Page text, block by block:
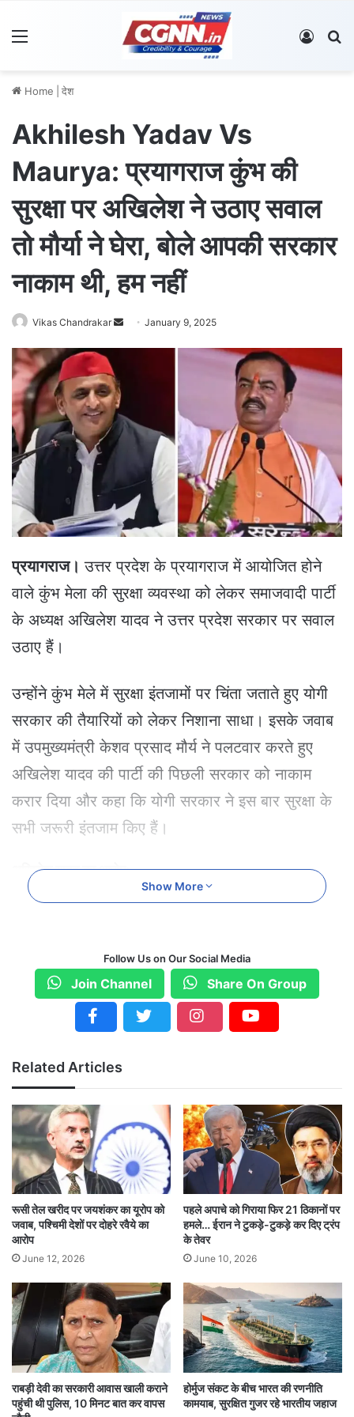
Log In
Home देश
Akhilesh Yadav Vs
Maurya: प्रयागराज कुंभ की
सुरक्षा पर अखिलेश ने उठाए सवाल
तो मौर्या ने घेरा, बोले आपकी सरकार
नाकाम थी, हम नहीं
Vikas Chandrakar
n
January 9, 2025
प्रयागराज। उत्तर प्रदेश के प्रयागराज में आयोजित होने
वाले कुंभ मेला की सुरक्षा व्यवस्था को लेकर समाजवादी पार्टी
के अध्यक्ष अखिलेश यादव ने उत्तर प्रदेश सरकार पर सवाल
उठाए हैं।
उन्होंने कुंभ मेले में सुरक्षा इंतजामों पर चिंता जताते हुए योगी
सरकार की तैयारियों को लेकर निशाना साधा। इसके जवाब
में उपमुख्यमंत्री केशव प्रसाद मौर्य ने पलटवार करते हुए
अखिलेश यादव की पार्टी की पिछली सरकार को नाकाम
करार दिया और कहा कि योगी सरकार ने इस बार सुरक्षा के
सभी जरूरी इंतजाम किए हैं।
अखिलेश यादव का आरोप:
अखिलेश यादव ने कुंभ मेला की सुरक्षा व्यवस्था
पर टिप्पणी करते हुए कहा कि कुंभ जैसे बड़े
धार्मिक आयोजन के लिए योगी सरकार की
सुरक्षा व्यवस्था अपर्याप्त और अव्यवस्थित है।
उन्होंने कहा कि कुंभ में आने वाले श्रद्धालुओं
की सुरक्षा सुनिश्चित करने के लिए राज्य
सरकार ने कोई ठोस कदम नहीं उठाए हैं।
उनका आरोप था कि कुंभ मेला जैसे बड़े
आयोजन में सुरक्षा के लिए जरूरी इंतजाम न
केवल अपर्याप्त हैं, बल्कि यह भी साफ नहीं है
कि मेला क्षेत्र में स्थिति की निगरानी कैसे की
जाएगी।
अखिलेश यादव ने कहा, “यह जिम्मेदारी राज्य सरकार की है
Show More
Follow Us on Our Social Media
Join Channel Share On Group
Related Articles
रूसी तेल खरीद पर जयशंकर का यूरोप को
जवाब, पश्चिमी देशों पर दोहरे रवैये का
आरोप
June 12, 2026
पहले अपाचे को गिराया फिर 21 ठिकानों पर
हमले… ईरान ने टुकड़े-टुकड़े कर दिए ट्रंप
के तेवर
June 10, 2026
राबड़ी देवी का सरकारी आवास खाली कराने
पहुंची थी पुलिस, 10 मिनट बात कर वापस
होर्मुज संकट के बीच भारत की रणनीति
कामयाब, सुरक्षित गुजर रहे भारतीय जहाज